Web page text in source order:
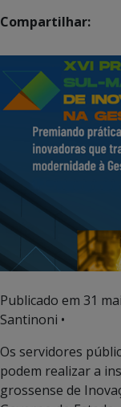
Compartilhar:
Publicado em 31
Santinoni •
Os servidores
podem realizar a
grossense de